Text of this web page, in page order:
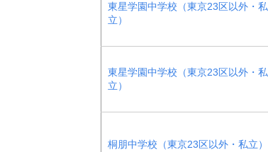
東星学園中学校（東京23区以外・私
立）
東星学園中学校（東京23区以外・私
立）
桐朋中学校（東京23区以外・私立）